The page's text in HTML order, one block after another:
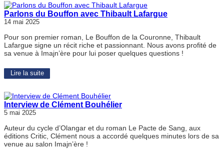
Parlons du Bouffon avec Thibault Lafargue
14 mai 2025
Pour son premier roman, Le Bouffon de la Couronne, Thibault
Lafargue signe un récit riche et passionnant. Nous avons profité de
sa venue à Imajn’ère pour lui poser quelques questions !
Lire la suite
Interview de Clément Bouhélier
5 mai 2025
Auteur du cycle d’Olangar et du roman Le Pacte de Sang, aux
éditions Critic, Clément nous a accordé quelques minutes lors de sa
venue au salon Imajn’ère !